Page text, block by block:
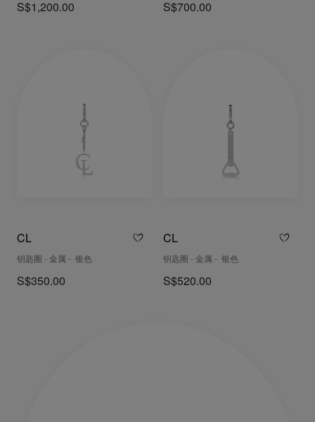
S$1,200.00 S$700.00
CL
钥匙圈 - 金属 - 银色
S$350.00
CL
钥匙圈 - 金属 - 银色
S$520.00